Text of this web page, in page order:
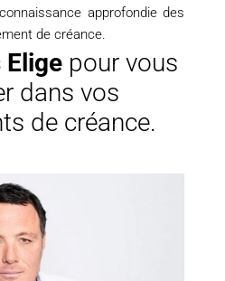
approfondie des
de créance.
Eligepour vous
dans vos
de créance.